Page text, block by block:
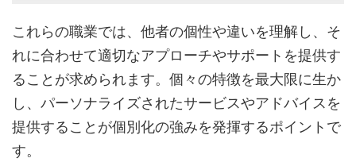
これらの職業では、他者の個性や違いを理解し、そ
れに合わせて適切なアプローチやサポートを提供す
ることが求められます。個々の特徴を最大限に生か
し、パーソナライズされたサービスやアドバイスを
提供することが個別化の強みを発揮するポイントで
す。